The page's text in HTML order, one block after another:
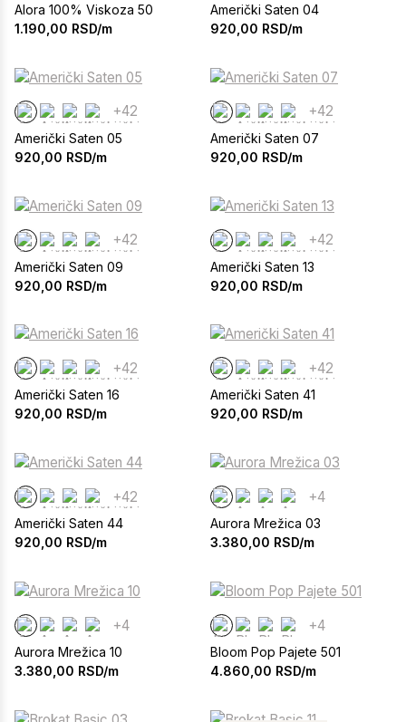
Alora 100% Viskoza 50
1.190,00 RSD/m
Američki Saten 04
920,00 RSD/m
+42
Američki Saten 05
920,00 RSD/m
+42
Američki Saten 07
920,00 RSD/m
+42
Američki Saten 09
920,00 RSD/m
+42
Američki Saten 13
920,00 RSD/m
+42
Američki Saten 16
920,00 RSD/m
+42
Američki Saten 41
920,00 RSD/m
+42
Američki Saten 44
920,00 RSD/m
+4
Aurora Mrežica 03
3.380,00 RSD/m
+4
Aurora Mrežica 10
3.380,00 RSD/m
+4
Bloom Pop Pajete 501
4.860,00 RSD/m